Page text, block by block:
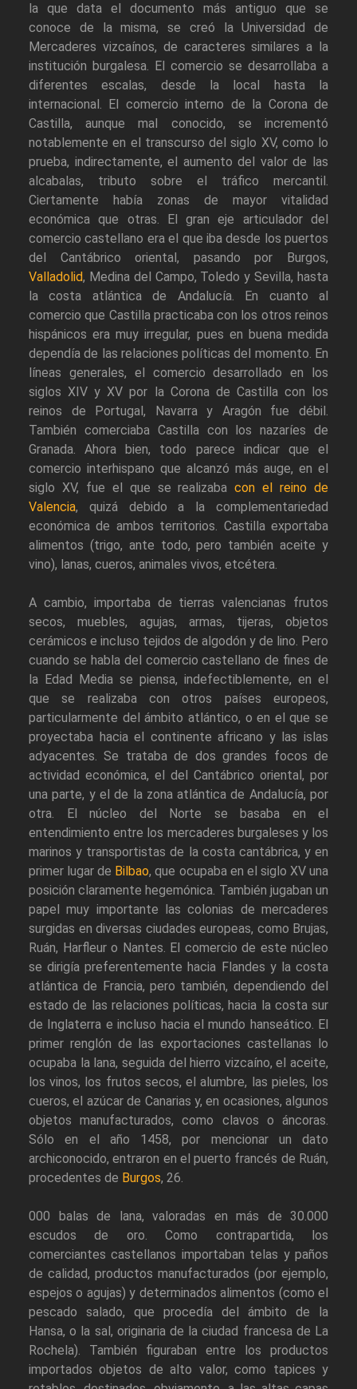
la que data el documento más antiguo que se
conoce de la misma, se creó la Universidad de
Mercaderes vizcaínos, de caracteres similares a la
institución burgalesa. El comercio se desarrollaba a
diferentes escalas, desde la local hasta la
internacional. El comercio interno de la Corona de
Castilla, aunque mal conocido, se incrementó
notablemente en el transcurso del siglo XV, como lo
prueba, indirectamente, el aumento del valor de las
alcabalas, tributo sobre el tráfico mercantil.
Ciertamente había zonas de mayor vitalidad
económica que otras. El gran eje articulador del
comercio castellano era el que iba desde los puertos
del Cantábrico oriental, pasando por Burgos,
Valladolid, Medina del Campo, Toledo y Sevilla, hasta
la costa atlántica de Andalucía. En cuanto al
comercio que Castilla practicaba con los otros reinos
hispánicos era muy irregular, pues en buena medida
dependía de las relaciones políticas del momento. En
líneas generales, el comercio desarrollado en los
siglos XIV y XV por la Corona de Castilla con los
reinos de Portugal, Navarra y Aragón fue débil.
También comerciaba Castilla con los nazaríes de
Granada. Ahora bien, todo parece indicar que el
comercio interhispano que alcanzó más auge, en el
siglo XV, fue el que se realizabacon el reino de
Valencia, quizá debido a la complementariedad
económica de ambos territorios. Castilla exportaba
alimentos (trigo, ante todo, pero también aceite y
vino), lanas, cueros, animales vivos, etcétera.
A cambio, importaba de tierras valencianas frutos
secos, muebles, agujas, armas, tijeras, objetos
cerámicos e incluso tejidos de algodón y de lino. Pero
cuando se habla del comercio castellano de fines de
la Edad Media se piensa, indefectiblemente, en el
que se realizaba con otros países europeos,
particularmente del ámbito atlántico, o en el que se
proyectaba hacia el continente africano y las islas
adyacentes. Se trataba de dos grandes focos de
actividad económica, el del Cantábrico oriental, por
una parte, y el de la zona atlántica de Andalucía, por
otra. El núcleo del Norte se basaba en el
entendimiento entre los mercaderes burgaleses y los
marinos y transportistas de la costa cantábrica, y en
primer lugar de Bilbao, que ocupaba en el siglo XV una
posición claramente hegemónica. También jugaban un
papel muy importante las colonias de mercaderes
surgidas en diversas ciudades europeas, como Brujas,
Ruán, Harfleur o Nantes. El comercio de este núcleo
se dirigía preferentemente hacia Flandes y la costa
atlántica de Francia, pero también, dependiendo del
estado de las relaciones políticas, hacia la costa sur
de Inglaterra e incluso hacia el mundo hanseático. El
primer renglón de las exportaciones castellanas lo
ocupaba la lana, seguida del hierro vizcaíno, el aceite,
los vinos, los frutos secos, el alumbre, las pieles, los
cueros, el azúcar de Canarias y, en ocasiones, algunos
objetos manufacturados, como clavos o áncoras.
Sólo en el año 1458, por mencionar un dato
archiconocido, entraron en el puerto francés de Ruán,
procedentes de Burgos, 26.
000 balas de lana, valoradas en más de 30.000
escudos de oro. Como contrapartida, los
comerciantes castellanos importaban telas y paños
de calidad, productos manufacturados (por ejemplo,
espejos o agujas) y determinados alimentos (como el
pescado salado, que procedía del ámbito de la
Hansa, o la sal, originaria de la ciudad francesa de La
Rochela). También figuraban entre los productos
importados objetos de alto valor, como tapices y